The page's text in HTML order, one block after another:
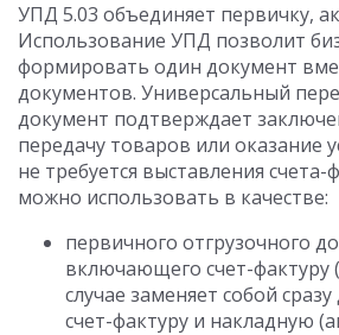
УПД 5.03 объединяет первичку,
Использование УПД позволит
формировать один документ
документов. Универсальный
документ подтверждает
передачу товаров или оказание
не требуется выставления
можно использовать в качестве:
первичного отгрузочного
включающего счет-фактуру
случае заменяет собой
счет-фактуру и накладную